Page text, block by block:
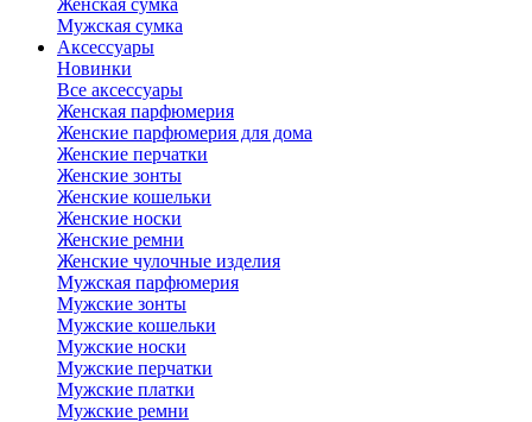
Женская сумка
Мужская сумка
Аксессуары
Новинки
Все аксессуары
Женская парфюмерия
Женские парфюмерия для дома
Женские перчатки
Женские зонты
Женские кошельки
Женские носки
Женские ремни
Женские чулочные изделия
Мужская парфюмерия
Мужские зонты
Мужские кошельки
Мужские носки
Мужские перчатки
Мужские платки
Мужские ремни